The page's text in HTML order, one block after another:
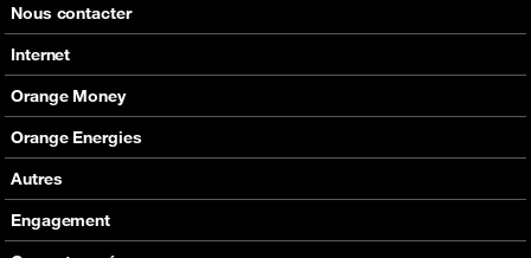
Nos offres
Nos produits
Assistance
Nous contacter
Tous les contacts
En boutique
Internet
Nos offres
Nos produits
Assistance
Orange Money
Carte Visa Orange Money
Devenir partenaire Orange Money
Assistance
Orange Energies
Offres
Autres
SVA
Max it
Engagement